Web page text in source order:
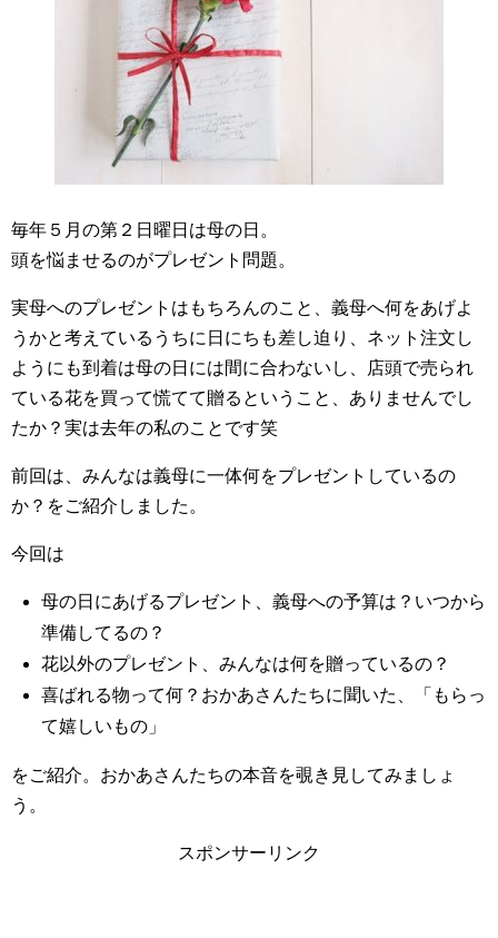
毎年５月の第２日曜日は母の日。
頭を悩ませるのがプレゼント問題。
実母へのプレゼントはもちろんのこと、義母へ何をあげよ
うかと考えているうちに日にちも差し迫り、ネット注文し
ようにも到着は母の日には間に合わないし、店頭で売られ
ている花を買って慌てて贈るということ、ありませんでし
たか？実は去年の私のことです笑
前回は、みんなは義母に一体何をプレゼントしているの
か？をご紹介しました。
今回は
母の日にあげるプレゼント、義母への予算は？いつから
準備してるの？
花以外のプレゼント、みんなは何を贈っているの？
喜ばれる物って何？おかあさんたちに聞いた、「もらっ
て嬉しいもの」
をご紹介。おかあさんたちの本音を覗き見してみましょ
う。
スポンサーリンク